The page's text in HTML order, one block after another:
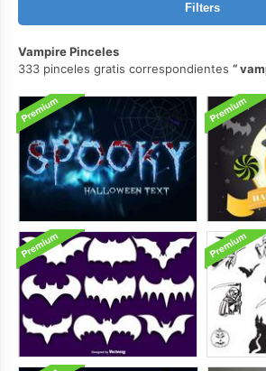
Filters
Vampire Pinceles
333 pinceles gratis correspondientes